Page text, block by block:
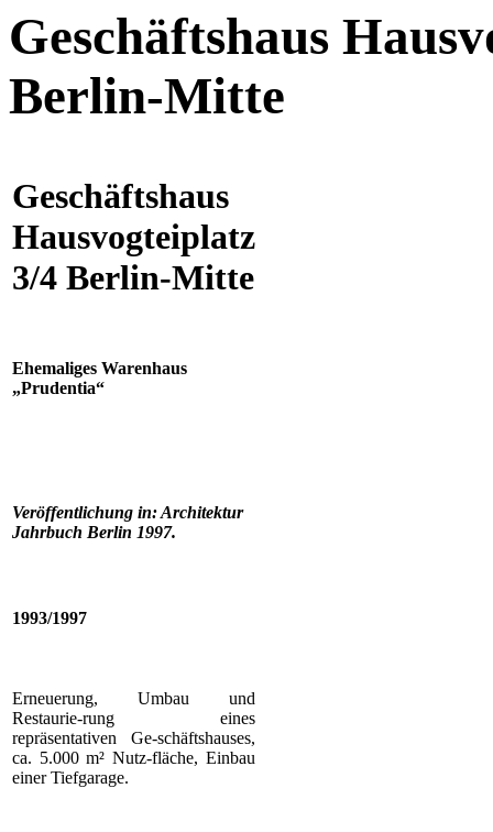
Geschäftshaus
Berlin-Mitte
Geschäftshaus
Hausvogteiplatz
3/4 Berlin-Mitte
Ehemaliges Warenhaus
„Prudentia“
Veröffentlichung in: Architektur
Jahrbuch Berlin 1997.
1993/1997
Erneuerung, Umbau und
Restaurie-rung eines
repräsentativen Ge-schäftshauses,
ca. 5.000 m² Nutz-fläche, Einbau
einer Tiefgarage.